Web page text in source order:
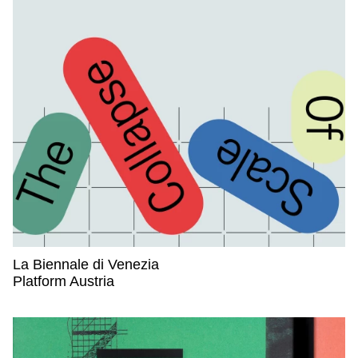
La Biennale di Venezia
La Biennale di Venezia,
Platform Austria